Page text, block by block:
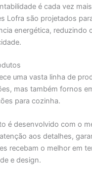
é cada vez
Lofra são projetados
energética, reduzindo
uma vasta linha de
mas também fornos
para cozinha.
é desenvolvido com o
aos detalhes,
recebam o melhor em
e design.